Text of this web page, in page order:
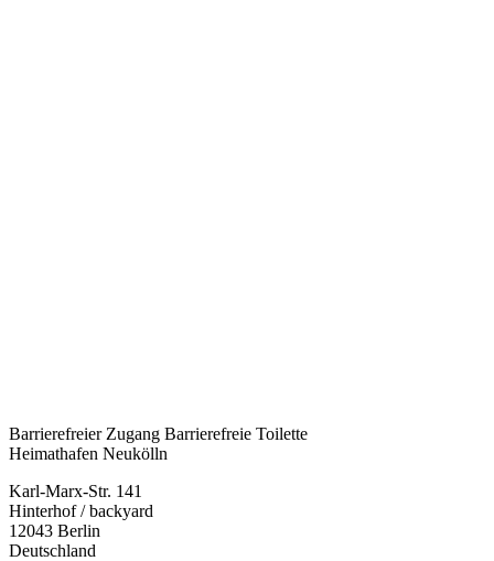
Barrierefreier Zugang Barrierefreie Toilette
Heimathafen Neukölln
Karl-Marx-Str. 141
Hinterhof / backyard
12043 Berlin
Deutschland